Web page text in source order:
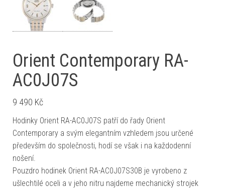
Orient Contemporary RA-
AC0J07S
9 490 Kč
Hodinky Orient RA-AC0J07S patří do řady Orient
Contemporary a svým elegantním vzhledem jsou určené
především do společnosti, hodí se však i na každodenní
nošení.
Pouzdro hodinek Orient RA-AC0J07S30B je vyrobeno z
ušlechtilé oceli a v jeho nitru najdeme mechanický strojek